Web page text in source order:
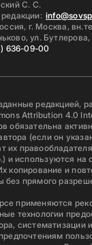
С. С.
г. Москва,
ул.
636-09-00
редакцией,
Attribution 4.0
обязательна
(если он
их
и используются на
копирование и
без прямого
применяются
технологии
систематизации